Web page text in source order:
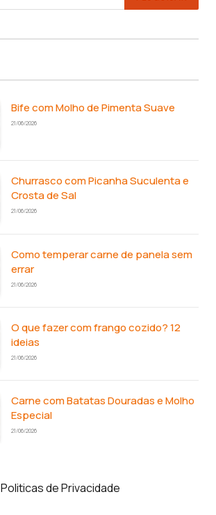
Bife com Molho de Pimenta Suave
21/06/2026
Churrasco com Picanha Suculenta e
Crosta de Sal
21/06/2026
Como temperar carne de panela sem
errar
21/06/2026
O que fazer com frango cozido? 12
ideias
21/06/2026
Carne com Batatas Douradas e Molho
Especial
21/06/2026
Politicas de Privacidade